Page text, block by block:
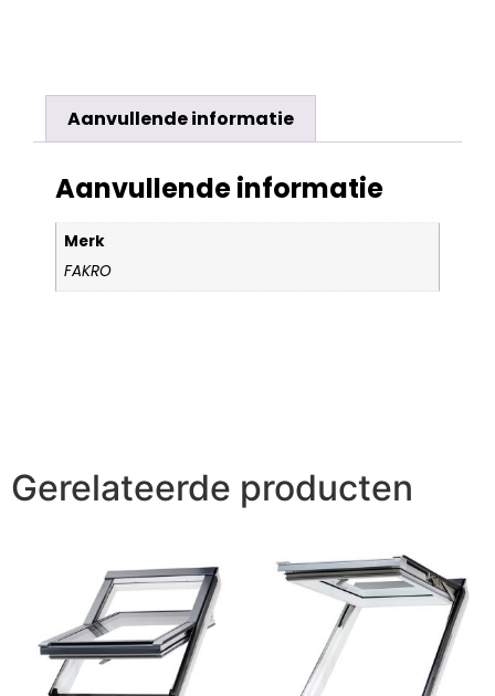
Aanvullende informatie
Aanvullende informatie
Merk
FAKRO
Gerelateerde producten